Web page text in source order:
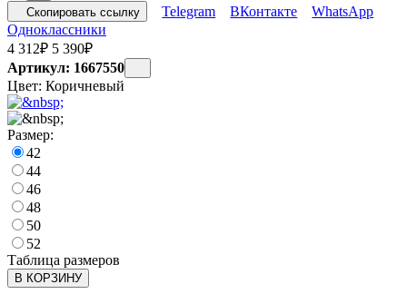
Скопировать ссылку Telegram ВКонтакте
WhatsApp
Одноклассники
4 312₽ 5 390₽
Артикул: 1667550
Цвет: Коричневый
Размер:
42
44
46
48
50
52
Таблица размеров
В КОРЗИНУ